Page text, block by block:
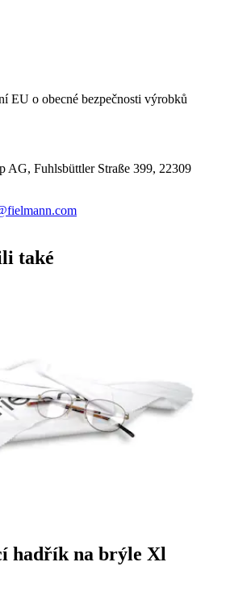
EU o obecné bezpečnosti výrobků
AG, Fuhlsbüttler Straße 399, 22309
také
hadřík na brýle Xl